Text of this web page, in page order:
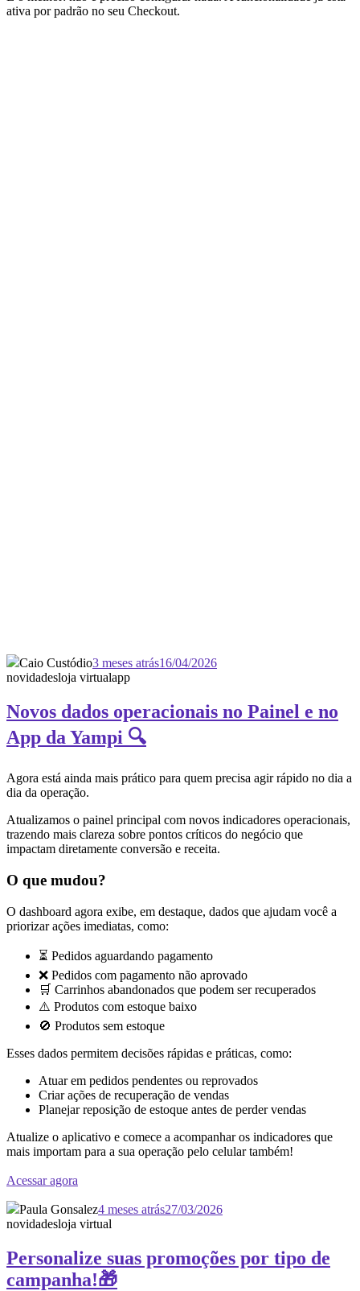
ativa por padrão no seu Checkout.
Caio Custódio3 meses atrás16/04/2026
novidadesloja virtualapp
Novos dados operacionais no Painel e no
App da Yampi 🔍
Agora está ainda mais prático para quem precisa agir rápido no dia a
dia da operação.
Atualizamos o painel principal com novos indicadores operacionais,
trazendo mais clareza sobre pontos críticos do negócio que
impactam diretamente conversão e receita.
O que mudou?
O dashboard agora exibe, em destaque, dados que ajudam você a
priorizar ações imediatas, como:
⏳ Pedidos aguardando pagamento
❌ Pedidos com pagamento não aprovado
🛒 Carrinhos abandonados que podem ser recuperados
⚠️ Produtos com estoque baixo
🚫 Produtos sem estoque
Esses dados permitem decisões rápidas e práticas, como:
Atuar em pedidos pendentes ou reprovados
Criar ações de recuperação de vendas
Planejar reposição de estoque antes de perder vendas
Atualize o aplicativo e comece a acompanhar os indicadores que
mais importam para a sua operação pelo celular também!
Acessar agora
Paula Gonsalez4 meses atrás27/03/2026
novidadesloja virtual
Personalize suas promoções por tipo de
campanha!🎁